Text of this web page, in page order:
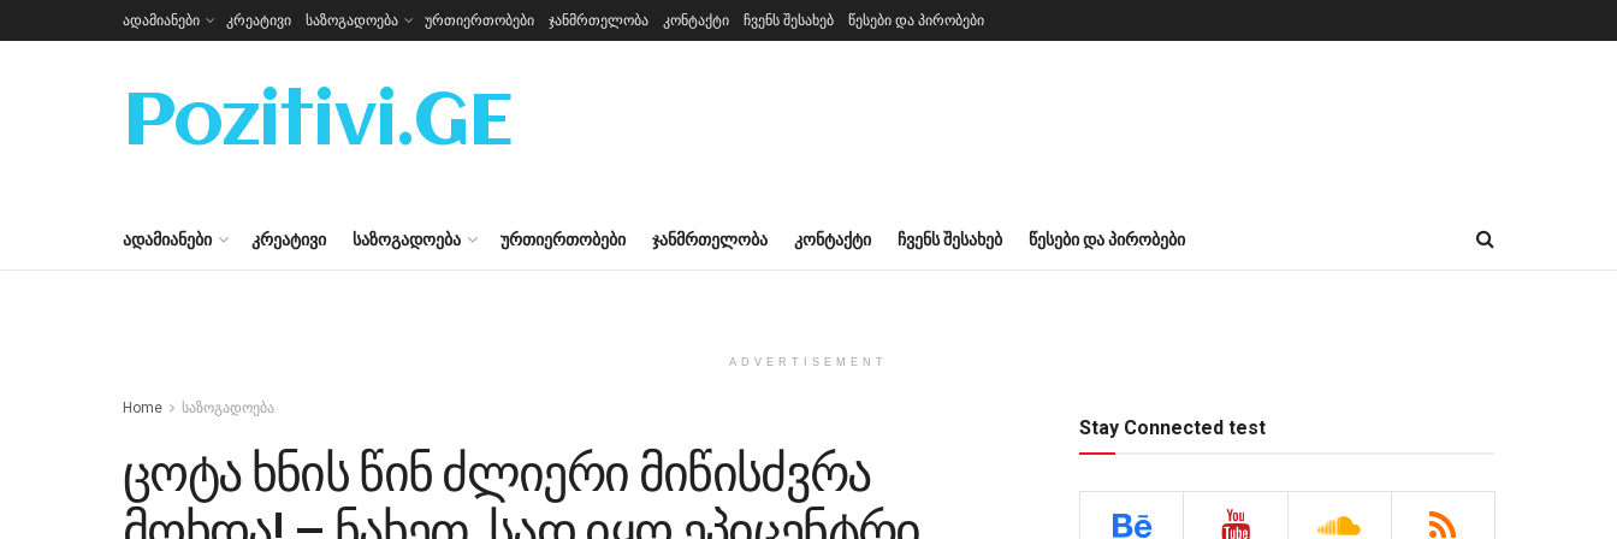
ადამიანები კრეატივი საზოგადოება ურთიერთობები ჯანმრთელობა კონტაქტი ჩვენს შესახებ წესები და პირობები
Pozitivi.GE
ᲐᲓᲐᲛᲘᲐᲜᲔᲑᲘ ᲙᲠᲔᲐᲢᲘᲕᲘ ᲡᲐᲖᲝᲒᲐᲓᲝᲔᲑᲐ ᲣᲠᲗᲘᲔᲠᲗᲝᲑᲔᲑᲘ ᲯᲐᲜᲛᲠᲗᲔᲚᲝᲑᲐ ᲙᲝᲜᲢᲐᲥᲢᲘ ᲩᲕᲔᲜᲡ ᲨᲔᲡᲐᲮᲔᲑ ᲬᲔᲡᲔᲑᲘ ᲓᲐ ᲞᲘᲠᲝᲑᲔᲑᲘ
ADVERTISEMENT
Home საზოგადოება
ცოტა ხნის წინ ძლიერი მიწისძვრა
Stay Connected test